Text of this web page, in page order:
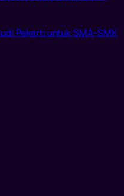
Pekerti untuk SMA-SMK